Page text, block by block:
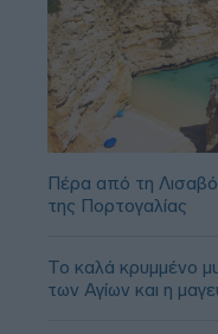
Πέρα από τη
της Πορτογαλίας
Το καλά κρυμμένο
των Αγίων και η